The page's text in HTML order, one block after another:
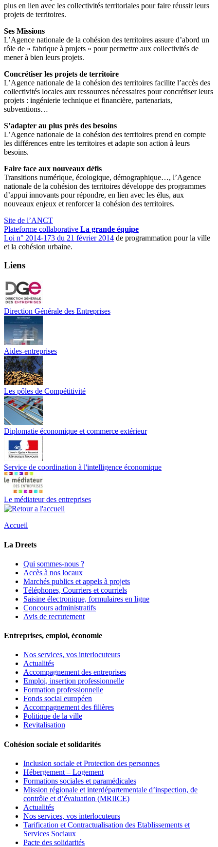
plus en lien avec les collectivités territoriales pour faire réussir leurs
projets de territoires.
Ses Missions
L’Agence nationale de la cohésion des territoires assure d’abord un
rôle de « fabrique à projets » pour permettre aux collectivités de
mener à bien leurs projets.
Concrétiser les projets de territoire
L’Agence nationale de la cohésion des territoires facilite l’accès des
collectivités locales aux ressources nécessaires pour concrétiser leurs
projets : ingénierie technique et financière, partenariats,
subventions…
S’adapter au plus près des besoins
L’Agence nationale de la cohésion des territoires prend en compte
les différences entre les territoires et adapte son action à leurs
besoins.
Faire face aux nouveaux défis
Transitions numérique, écologique, démographique…, l’Agence
nationale de la cohésion des territoires développe des programmes
d’appui innovants pour répondre, en lien avec les élus, aux
nouveaux enjeux et renforcer la cohésion des territoires.
Site de l’ANCT
Plateforme collaborative La grande équipe
Loi n° 2014-173 du 21 février 2014 de programmation pour la ville
et la cohésion urbaine.
Liens
Direction Générale des Entreprises
Aides-entreprises
Les pôles de Compétitivité
Diplomatie économique et commerce extérieur
Service de coordination à l'intelligence économique
Le médiateur des entreprises
Accueil
La Dreets
Qui sommes-nous ?
Accès à nos locaux
Marchés publics et appels à projets
Téléphones, Courriers et courriels
Saisine électronique, formulaires en ligne
Concours administratifs
Avis de recrutement
Entreprises, emploi, économie
Nos services, vos interlocuteurs
Actualités
Accompagnement des entreprises
Emploi, insertion professionnelle
Formation professionnelle
Fonds social européen
Accompagnement des filières
Politique de la ville
Revitalisation
Cohésion sociale et solidarités
Inclusion sociale et Protection des personnes
Hébergement – Logement
Formations sociales et paramédicales
Mission régionale et interdépartementale d’inspection, de
contrôle et d’évaluation (MRIICE)
Actualités
Nos services, vos interlocuteurs
Tarification et Contractualisation des Etablissements et
Services Sociaux
Pacte des solidarités